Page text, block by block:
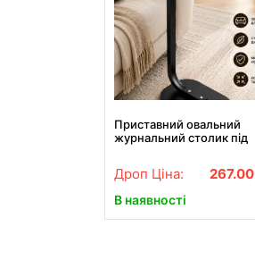
Приставний овальний
журнальний столик під
Дроп Ціна: 267.00
В наявності